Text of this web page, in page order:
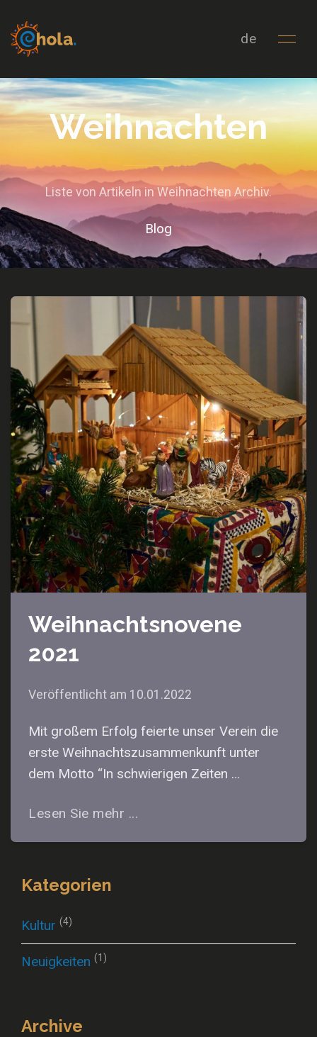
de
Weihnachten
Liste von Artikeln in Weihnachten Archiv.
Blog
Weihnachtsnovene
2021
Veröffentlicht am 10.01.2022
Mit großem Erfolg feierte unser Verein die
erste Weihnachtszusammenkunft unter
dem Motto “In schwierigen Zeiten …
Lesen Sie mehr ...
Kategorien
Kultur (4)
Neuigkeiten (1)
Archive